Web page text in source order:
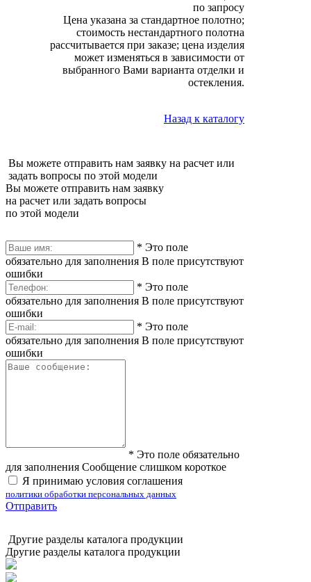
по запросу
Цена указана за стандартное полотно;
стоимость нестандартного полотна
рассчитывается при заказе; цена изделия
может изменяться в зависимости от
выбранного Вами варианта отделки и
остекления.
Назад к каталогу
Вы можете отправить нам заявку на расчет или
задать вопросы по этой модели
Вы можете отправить нам заявку
на расчет или задать вопросы
по этой модели
* Это поле
обязательно для заполнения В поле присутствуют
ошибки
* Это поле
обязательно для заполнения В поле присутствуют
ошибки
* Это поле
обязательно для заполнения В поле присутствуют
ошибки
* Это поле обязательно
для заполнения Сообщение слишком короткое
Я принимаю условия соглашения
политики обработки персональных данных
Отправить
Другие разделы каталога продукции
Другие разделы каталога продукции